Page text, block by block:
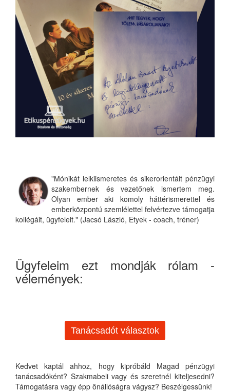
"Mónikát lelkiismeretes és sikerorientált pénzügyi
szakembernek és vezetőnek ismertem meg.
Olyan ember aki komoly háttérismerettel és
emberközpontú szemlélettel felvértezve támogatja
kollégáit, ügyfeleit." (Jacsó László, Etyek - coach, tréner)
Ügyfeleim ezt mondják rólam -
vélemények:
Tanácsadót választok
Kedvet kaptál ahhoz, hogy kipróbáld Magad pénzügyi
tanácsadóként? Szakmabeli vagy és szeretnél kiteljesedni?
Támogatásra vagy épp önállóságra vágysz? Beszélgessünk!